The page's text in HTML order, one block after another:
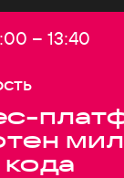
– Конец:
13:40